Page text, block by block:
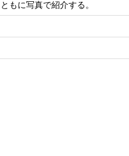
もに写真で紹介する。